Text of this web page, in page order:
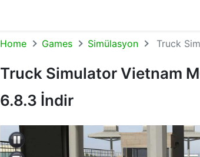
Home Games Simülasyon Truck
Truck Simulator Vietnam
6.8.3 İndir